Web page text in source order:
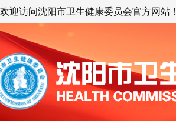
欢迎访问沈阳市卫生健康委员会官方网站！